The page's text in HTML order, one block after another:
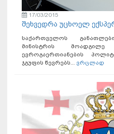
17/03/2015
შეხვედრა უცხოელ
საქართველოს
მინისტრის
ევროგაერთიანების
ჯგუფის წევრებს... ვრცლად